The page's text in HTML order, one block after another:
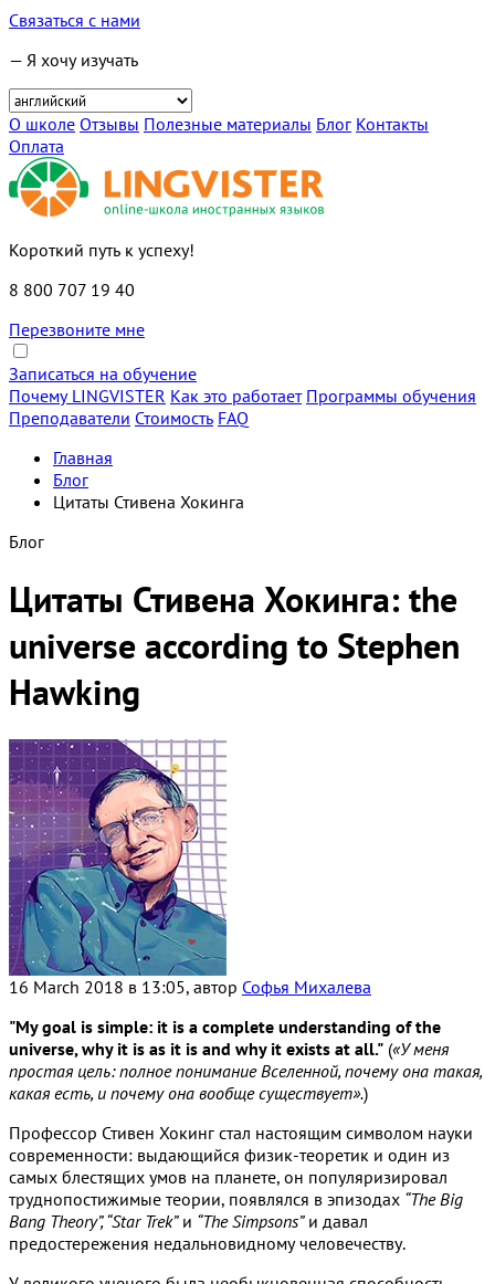
Связаться с нами
— Я хочу изучать
О школе Отзывы Полезные материалы Блог Контакты
Оплата
Короткий путь к успеху!
8 800 707 19 40
Перезвоните мне
Записаться на обучение
Почему LINGVISTER Как это работает Программы обучения
Преподаватели Стоимость FAQ
Главная
Блог
Цитаты Стивена Хокинга
Блог
Цитаты Стивена Хокинга: the
universe according to Stephen
Hawking
16 March 2018 в 13:05, автор Софья Михалева
"My goal is simple: it is a complete understanding of the
universe, why it is as it is and why it exists at all." («У меня
простая цель: полное понимание Вселенной, почему она такая,
какая есть, и почему она вообще существует».)
Профессор Стивен Хокинг стал настоящим символом науки
современности: выдающийся физик-теоретик и один из
самых блестящих умов на планете, он популяризировал
труднопостижимые теории, появлялся в эпизодах “The Big
Bang Theory”, “Star Trek”и “The Simpsons”и давал
предостережения недальновидному человечеству.